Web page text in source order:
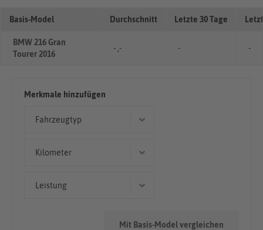
Basis-Model Durchschnitt Letzte 30 Tage
BMW 216 Gran
Tourer 2016
- ,- - -
Merkmale hinzufügen
Fahrzeugtyp
Kilometer
Leistung
Mit Basis-Model vergleichen